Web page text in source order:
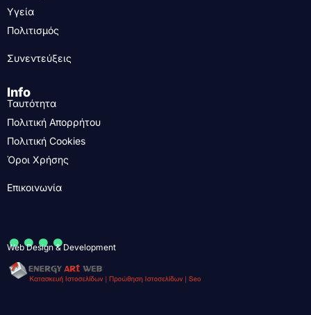
Υγεία
Πολιτισμός
Συνεντεύξεις
Info
Ταυτότητα
Πολιτική Απορρήτου
Πολιτική Cookies
Όροι Χρήσης
Επικοινωνία
....
Web Design & Development